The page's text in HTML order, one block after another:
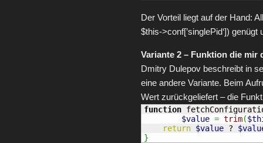
Der Vorteil liegt auf der Hand:
$this->conf[’singlePid‘])
Variante 2 – Funktion die mir
Dmitry Dulepov beschreibt in
eine andere Variante. Beim
Wert zurückgeliefert – die
function
$value = trim(
return $value ?
}